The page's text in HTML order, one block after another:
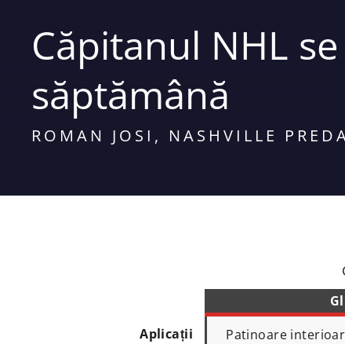
Căpitanul NHL
săptămână
ROMAN JOSI, NASHVILLE
Aplicații
Patinoare